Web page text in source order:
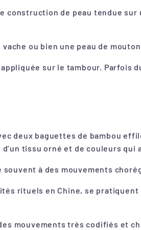
construction de peau tendue
ou bien une peau de
sur le tambour. Parfois
deux baguettes de bambou
tissu orné et de couleurs qui
à des mouvements
rituels en Chine, se
mouvements très codifiés et